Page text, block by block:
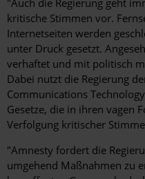
kritische Stimmen vor.
Internetseiten werden
unter Druck gesetzt.
verhaftet und mit politisch
Dabei nutzt die Regierung
Communications
Gesetze, die in ihren vagen
Verfolgung kritischer
"Amnesty fordert die
umgehend Maßnahmen zu